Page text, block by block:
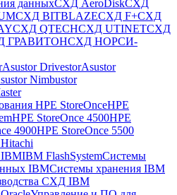
данныхСХД AeroDiskСХД
СХД BITBLAZEСХД F+СХД
СХД QTECHСХД UTINETСХД
ГРАВИТОНСХД НОРСИ-
Asustor DrivestorAsustor
Nimbustor
HPE StoreOnceHPE
HPE StoreOnce 4500HPE
4900HPE StoreOnce 5500
IBMIBM FlashSystemСистемы
IBMСистемы хранения IBM
СХД IBM